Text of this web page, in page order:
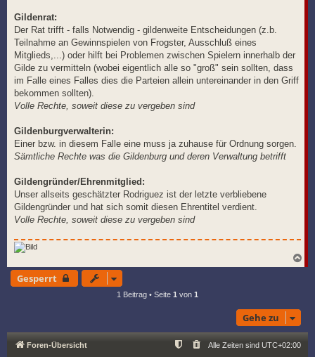
Gildenrat:
Der Rat trifft - falls Notwendig - gildenweite Entscheidungen (z.b.
Teilnahme an Gewinnspielen von Frogster, Ausschluß eines
Mitglieds,...) oder hilft bei Problemen zwischen Spielern innerhalb der
Gilde zu vermitteln (wobei eigentlich alle so "groß" sein sollten, dass
im Falle eines Falles dies die Parteien allein untereinander in den Griff
bekommen sollten).
Volle Rechte, soweit diese zu vergeben sind
Gildenburgverwalterin:
Einer bzw. in diesem Falle eine muss ja zuhause für Ordnung sorgen.
Sämtliche Rechte was die Gildenburg und deren Verwaltung betrifft
Gildengründer/Ehrenmitglied:
Unser allseits geschätzter Rodriguez ist der letzte verbliebene
Gildengründer und hat sich somit diesen Ehrentitel verdient.
Volle Rechte, soweit diese zu vergeben sind
a
Gesperrt
1 Beitrag • Seite 1 von 1
Gehe zu
Foren-Übersicht Alle Zeiten sind UTC+02:00